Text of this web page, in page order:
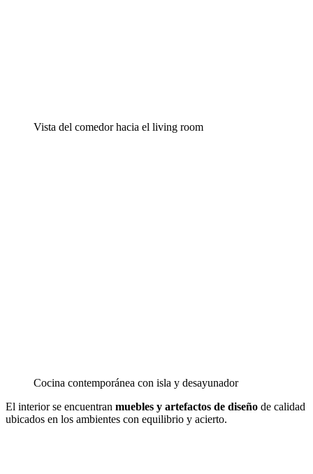
Vista del comedor hacia el living room
Cocina contemporánea con isla y desayunador
El interior se encuentran muebles y artefactos de diseño de calidad
ubicados en los ambientes con equilibrio y acierto.